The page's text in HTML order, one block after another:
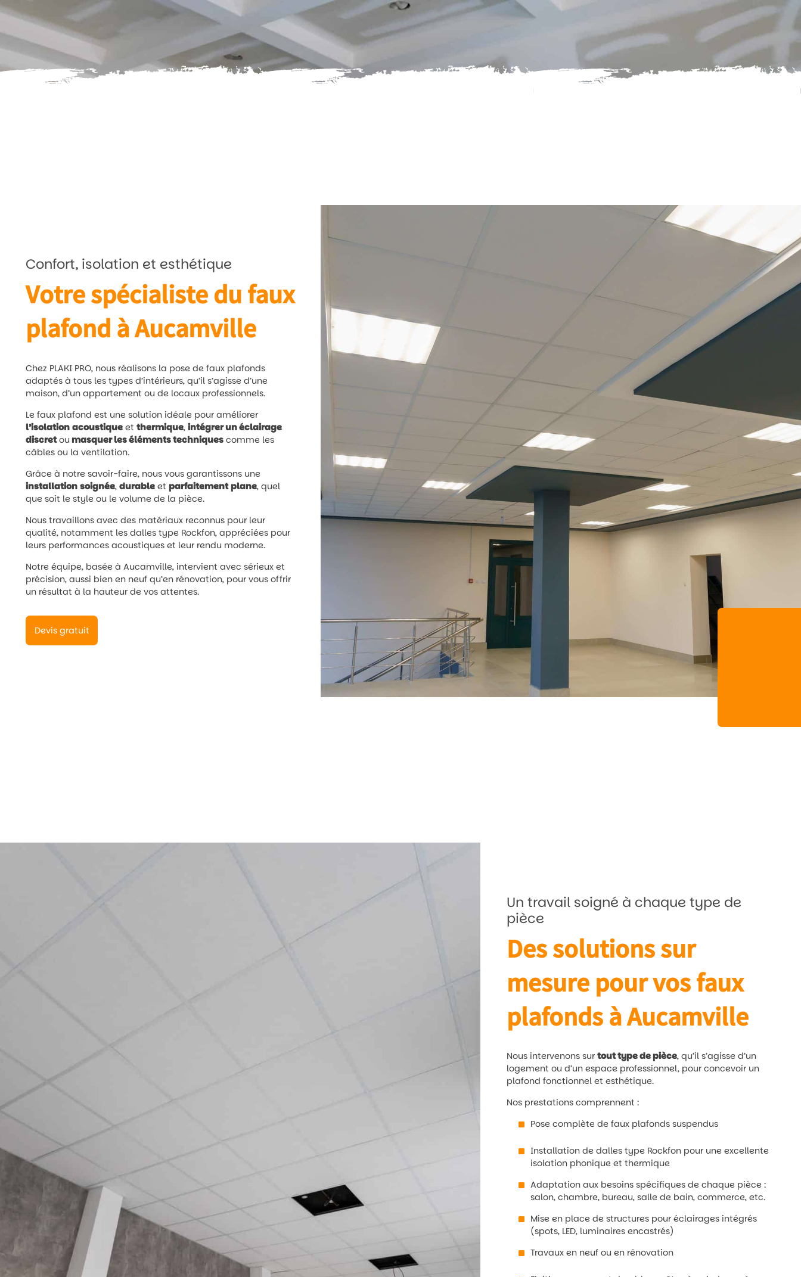
Confort, isolation et esthétique
Votre spécialiste du faux
plafond à Aucamville
Chez PLAKI PRO, nous réalisons la pose de faux plafonds
adaptés à tous les types d’intérieurs, qu’il s’agisse d’une
maison, d’un appartement ou de locaux professionnels.
Le faux plafond est une solution idéale pour améliorer
l’isolation acoustique etthermique,intégrer un éclairage
discretou masquer les éléments techniques comme les
câbles ou la ventilation.
Grâce à notre savoir-faire, nous vous garantissons une
installation soignée,durable et parfaitement plane, quel
que soit le style ou le volume de la pièce.
Nous travaillons avec des matériaux reconnus pour leur
qualité, notamment les dalles type Rockfon, appréciées pour
leurs performances acoustiques et leur rendu moderne.
Notre équipe, basée à Aucamville, intervient avec sérieux et
précision, aussi bien en neuf qu’en rénovation, pour vous offrir
un résultat à la hauteur de vos attentes.
Devis gratuit
Un travail soigné à chaque type de
pièce
Des solutions sur
mesure pour vos faux
plafonds à Aucamville
Nous intervenons sur tout type de pièce, qu’il s’agisse d’un
logement ou d’un espace professionnel, pour concevoir un
plafond fonctionnel et esthétique.
Nos prestations comprennent :
Pose complète de faux plafonds suspendus
Installation de dalles type Rockfon pour une excellente
isolation phonique et thermique
Adaptation aux besoins spécifiques de chaque pièce :
salon, chambre, bureau, salle de bain, commerce, etc.
Mise en place de structures pour éclairages intégrés
(spots, LED, luminaires encastrés)
Travaux en neuf ou en rénovation